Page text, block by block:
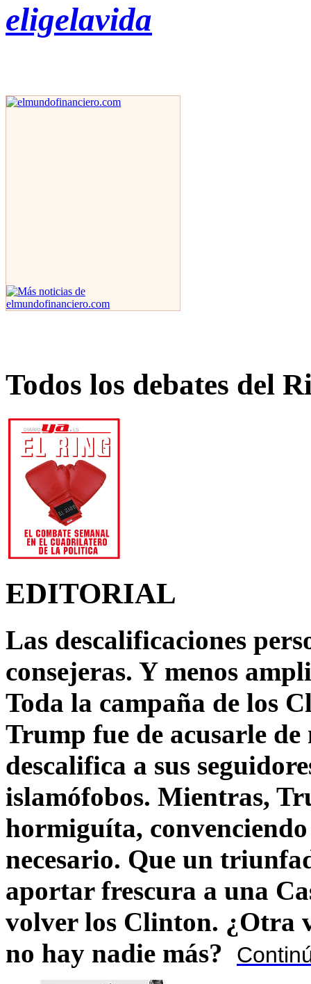
eligelavida
Todos los debates del
EDITORIAL
Las descalificaciones
consejeras. Y menos
Toda la campaña de los
Trump fue de acusarle
descalifica a sus
islamófobos. Mientras,
hormiguíta,
necesario. Que un
aportar frescura a una
volver los Clinton. ¿Otra
no hay nadie más?